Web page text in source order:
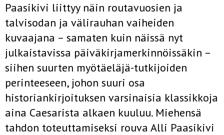
Paasikivi liittyy näin routavuosien ja
talvisodan ja välirauhan vaiheiden
kuvaajana – samaten kuin näissä nyt
julkaistavissa päiväkirjamerkinnöissäkin –
siihen suurten myötäeläjä-tutkijoiden
perinteeseen, johon suuri osa
historiankirjoituksen varsinaisia klassikkoja
aina Caesarista alkaen kuuluu. Miehensä
tahdon toteuttamiseksi rouva Alli Paasikivi